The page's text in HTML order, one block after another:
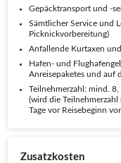
Gepäcktransport und -
Sämtlicher Service und
Picknickvorbereitung)
Anfallende Kurtaxen
Hafen- und
Anreisepaketes und auf
Teilnehmerzahl: mind. 8,
(wird die
Tage vor Reisebeginn
Zusatzkosten